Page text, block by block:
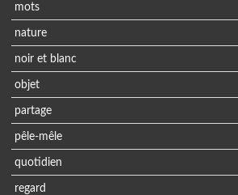
mots
nature
noir et blanc
objet
partage
pêle-mêle
quotidien
regard